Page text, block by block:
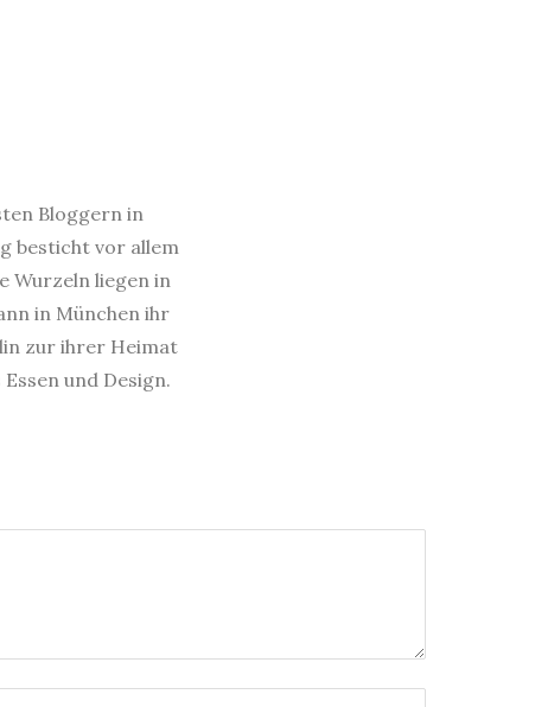
Bloggern in
besticht vor allem
Wurzeln liegen in
in München ihr
zur ihrer Heimat
und Design.